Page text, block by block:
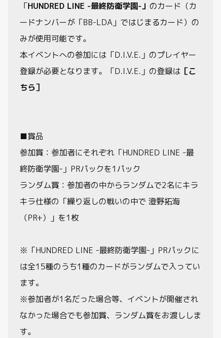
「HUNDRED LINE -最終防衛学園-」 のカード（カ
ードナンバーが「BB-LDA」ではじまるカード）の
みが使用可能です。
本イベントへの参加には「D.I.V.E.」のプレイヤー
登録が必要となります。「D.I.V.E.」の登録は ［こ
ちら］
■賞品
参加賞：参加者にそれぞれ「HUNDRED LINE -最
終防衛学園-」PRパックを1パック
ランダム賞：参加者の中からランダムで2名にキラ
キラ仕様の「繰り返しの戦いの中で 澄野拓海
（PR+）」を1枚
※「HUNDRED LINE -最終防衛学園-」PRパックに
は全15種のうち1種のカードがランダムで入ってい
ます。
※参加者が1名だった場合等、イベントが開催され
なかった場合でも参加賞、ランダム賞をお渡ししま
す。